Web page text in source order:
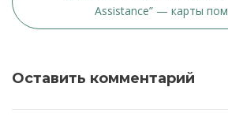
Assistance” — карты
Оставить комментарий